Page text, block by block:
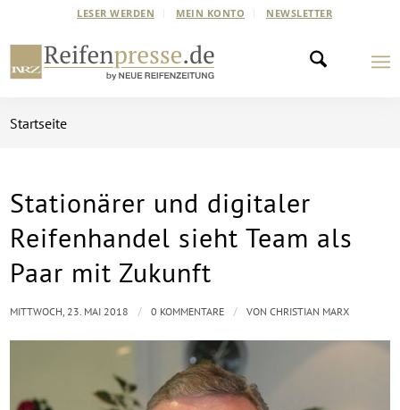
LESER WERDEN MEIN KONTO NEWSLETTER
Startseite
Stationärer und digitaler
Reifenhandel sieht Team als
Paar mit Zukunft
MITTWOCH, 23. MAI 2018 / 0 KOMMENTARE / VONCHRISTIAN MARX